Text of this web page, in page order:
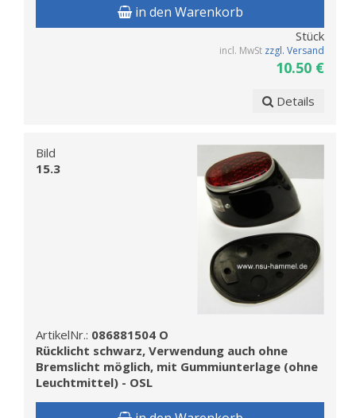
in den Warenkorb
Stück
incl. MwSt zzgl. Versand
10.50 €
Details
Bild
15.3
ArtikelNr.: 086881504 O
Rücklicht schwarz, Verwendung auch ohne
Bremslicht möglich, mit Gummiunterlage (ohne
Leuchtmittel) - OSL